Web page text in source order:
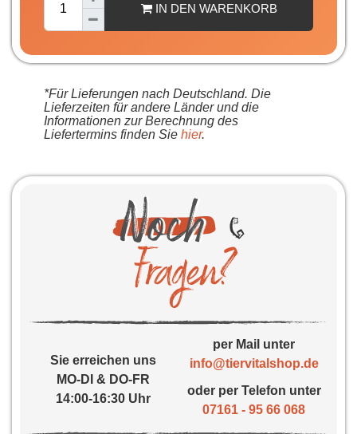
IN DEN WARENKORB
*Für Lieferungen nach Deutschland. Die
Lieferzeiten für andere Länder und die
Informationen zur Berechnung des
Liefertermins finden Sie hier.
Sie erreichen uns
MO-DI & DO-FR
14:00-16:30 Uhr
per Mail unter
info@tiervitalshop.de
oder per Telefon unter
07161 - 95 66 068